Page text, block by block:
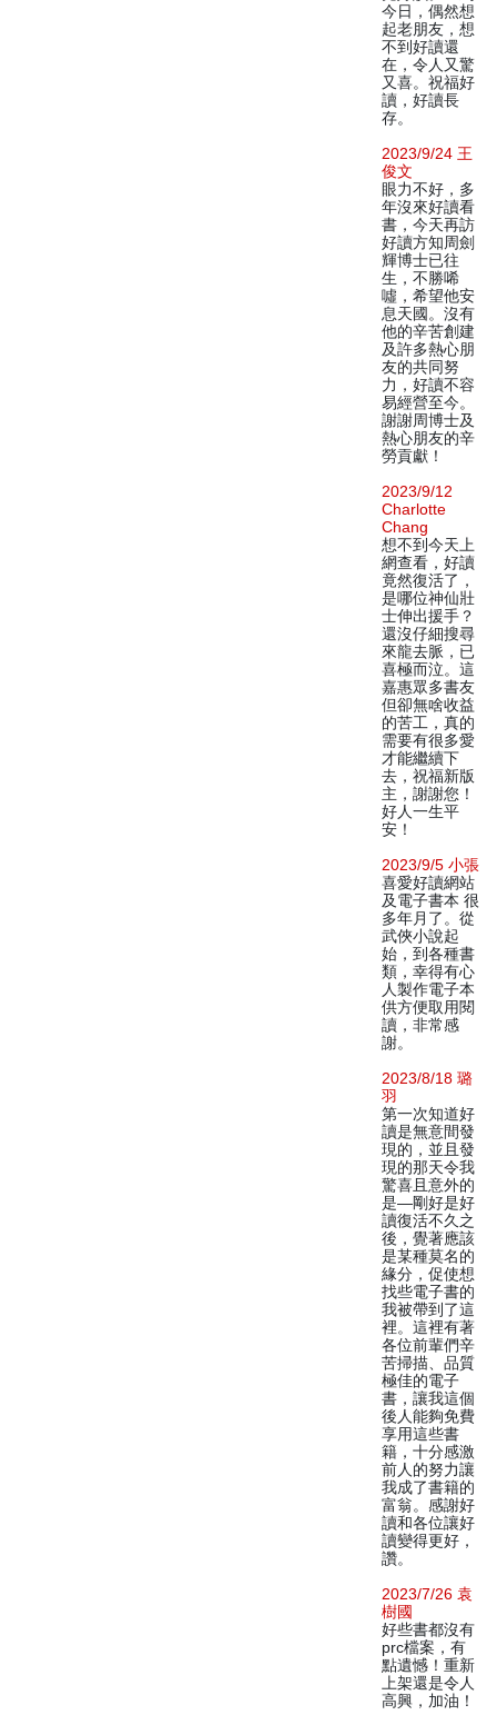
今日，偶然想
起老朋友，想
不到好讀還
在，令人又驚
又喜。祝福好
讀，好讀長
存。
2023/9/24 王
俊文
眼力不好，多
年沒來好讀看
書，今天再訪
好讀方知周劍
輝博士已往
生，不勝唏
噓，希望他安
息天國。沒有
他的辛苦創建
及許多熱心朋
友的共同努
力，好讀不容
易經營至今。
謝謝周博士及
熱心朋友的辛
勞貢獻！
2023/9/12
Charlotte
Chang
想不到今天上
網查看，好讀
竟然復活了，
是哪位神仙壯
士伸出援手？
還沒仔細搜尋
來龍去脈，已
喜極而泣。這
嘉惠眾多書友
但卻無啥收益
的苦工，真的
需要有很多愛
才能繼續下
去，祝福新版
主，謝謝您！
好人一生平
安！
2023/9/5 小張
喜愛好讀網站
及電子書本 很
多年月了。從
武俠小說起
始，到各種書
類，幸得有心
人製作電子本
供方便取用閱
讀，非常感
謝。
2023/8/18 璐
羽
第一次知道好
讀是無意間發
現的，並且發
現的那天令我
驚喜且意外的
是—剛好是好
讀復活不久之
後，覺著應該
是某種莫名的
緣分，促使想
找些電子書的
我被帶到了這
裡。這裡有著
各位前輩們辛
苦掃描、品質
極佳的電子
書，讓我這個
後人能夠免費
享用這些書
籍，十分感激
前人的努力讓
我成了書籍的
富翁。感謝好
讀和各位讓好
讀變得更好，
讚。
2023/7/26 袁
樹國
好些書都沒有
prc檔案，有
點遺憾！重新
上架還是令人
高興，加油！